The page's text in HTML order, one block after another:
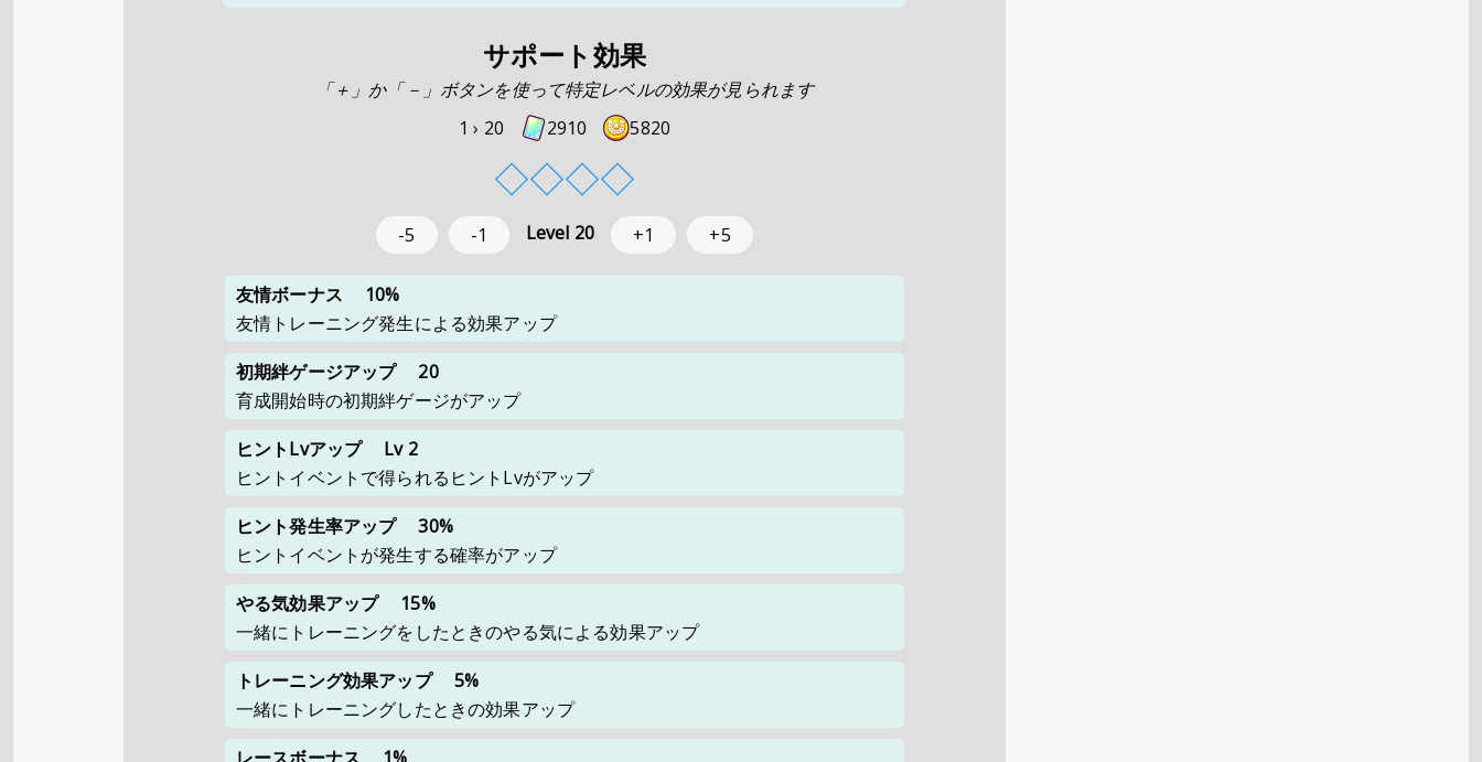
サポート効果
「＋」か「－」ボタンを使って特定レベルの効果が見られます
1 › 20 2910 5820
◇◇◇◇
-5 -1 Level 20 +1 +5
友情ボーナス
10%
友情トレーニング発生による効果アップ
初期絆ゲージアップ
20
育成開始時の初期絆ゲージがアップ
ヒントLvアップ
Lv 2
ヒントイベントで得られるヒントLvがアップ
ヒント発生率アップ
30%
ヒントイベントが発生する確率がアップ
やる気効果アップ
15%
一緒にトレーニングをしたときのやる気による効果アップ
トレーニング効果アップ
5%
一緒にトレーニングしたときの効果アップ